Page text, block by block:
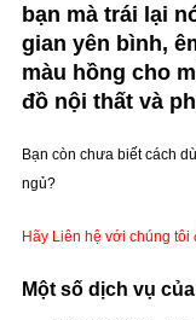
bạn mà trái lại
gian yên bình,
màu hồng cho
đồ nội thất và
Bạn còn chưa biết cách
ngủ?
Hãy Liên hệ với chúng
Một số dịch vụ